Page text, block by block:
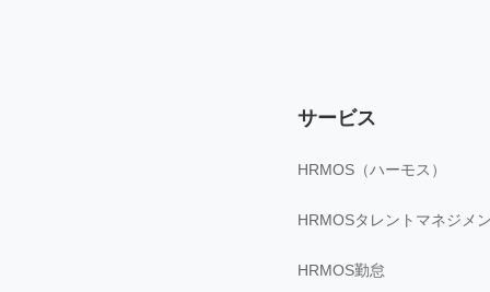
サービス
HRMOS（ハーモス）
HRMOSタレントマネジメ
HRMOS勤怠